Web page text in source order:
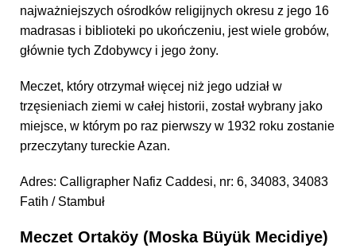
najważniejszych ośrodków religijnych okresu z jego 16
madrasas i biblioteki po ukończeniu, jest wiele grobów,
głównie tych Zdobywcy i jego żony.
Meczet, który otrzymał więcej niż jego udział w
trzęsieniach ziemi w całej historii, został wybrany jako
miejsce, w którym po raz pierwszy w 1932 roku zostanie
przeczytany tureckie Azan.
Adres: Calligrapher Nafiz Caddesi, nr: 6, 34083, 34083
Fatih / Stambuł
Meczet Ortaköy (Moska Büyük Mecidiye)